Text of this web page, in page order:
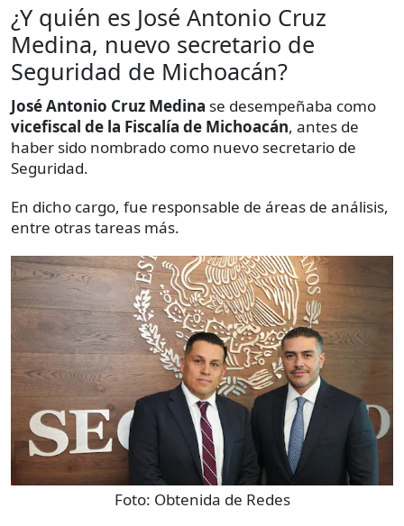
¿Y quién es José Antonio Cruz
Medina, nuevo secretario de
Seguridad de Michoacán?
José Antonio Cruz Medina se desempeñaba como
vicefiscal de la Fiscalía de Michoacán, antes de
haber sido nombrado como nuevo secretario de
Seguridad.
En dicho cargo, fue responsable de áreas de análisis,
entre otras tareas más.
Foto: Obtenida de Redes